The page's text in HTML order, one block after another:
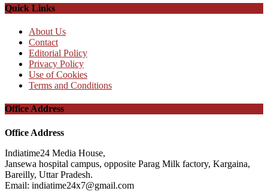
Quick Links
About Us
Contact
Editorial Policy
Privacy Policy
Use of Cookies
Terms and Conditions
Office Address
Office Address
Indiatime24 Media House,
Jansewa hospital campus, opposite Parag Milk factory, Kargaina,
Bareilly, Uttar Pradesh.
Email: indiatime24x7@gmail.com